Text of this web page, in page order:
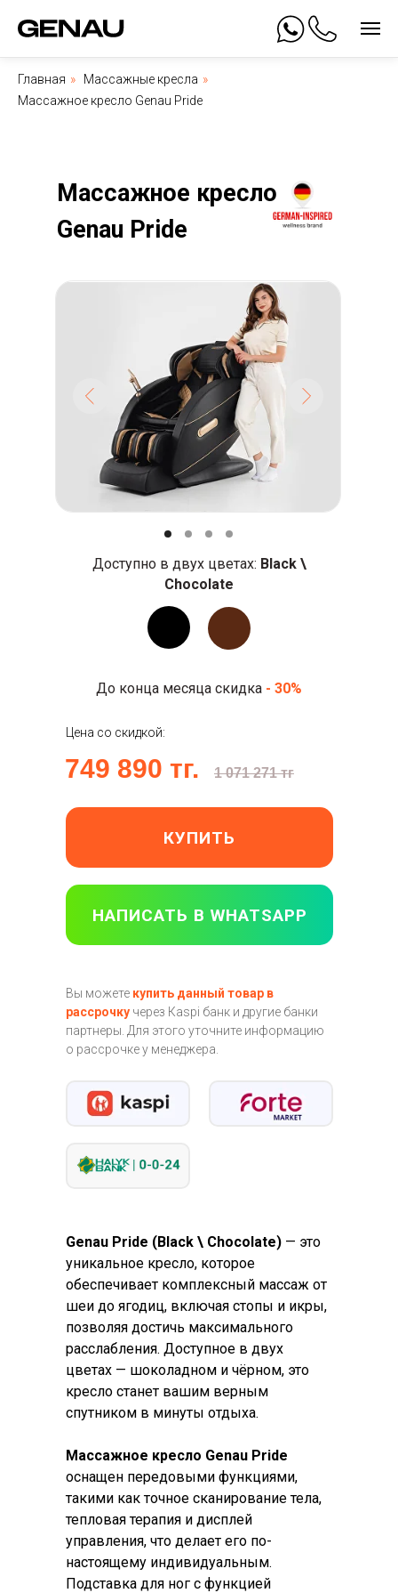
Главная » Массажные кресла »
Массажное кресло Genau Pride
Массажное кресло
Genau Pride
Genau Pride (Black \ Chocolate) — это
уникальное кресло, которое
обеспечивает комплексный массаж от
шеи до ягодиц, включая стопы и икры,
позволяя достичь максимального
расслабления. Доступное в двух
цветах — шоколадном и чёрном, это
кресло станет вашим верным
спутником в минуты отдыха.
Массажное кресло Genau Pride
оснащен передовыми функциями,
такими как точное сканирование тела,
тепловая терапия и дисплей
управления, что делает его по-
настоящему индивидуальным.
Подставка для ног с функцией
749 890 тг.
Вы можете купить данный товар в
рассрочку через Кaspi банк и другие банки
партнеры. Для этого уточните информацию
о рассрочке у менеджера.
Цена со скидкой:
До конца месяца скидка - 30%
1 071 271 тг
КУПИТЬ
НАПИСАТЬ В WHATSAPP
Доступно в двух цветах: Black \
Chocolate